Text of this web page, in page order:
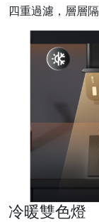
四重過濾，層層
冷暖雙色燈